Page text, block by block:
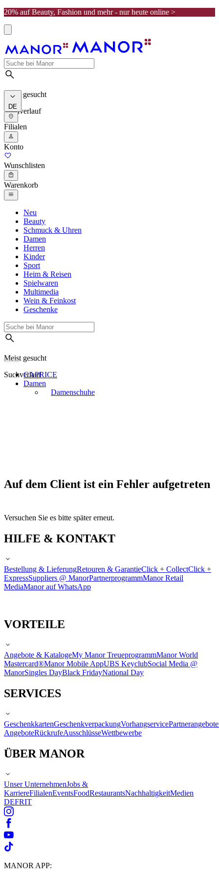
20% auf Beauty, Fashion und mehr - nur heute online >
Meist gesucht
Suchverlauf
DE
Filialen
Konto
Wunschlisten
Warenkorb
Neu
Beauty
Schmuck & Uhren
Damen
Herren
Kinder
Sport
Heim & Reisen
Spielwaren
Multimedia
Wein & Feinkost
Geschenke
Meist gesucht
SuchverlaufCAPRICE
Damen
Damenschuhe
Auf dem Client ist ein Fehler aufgetreten
Versuchen Sie es bitte später erneut.
HILFE & KONTAKT
Bestellung & LieferungRetouren & GarantieClick + CollectClick +
ExpressSuppliers @ ManorPartnerprogrammManor Retail
MediaManor auf WhatsApp
VORTEILE
Angebote & KatalogeMy Manor TreueprogrammManor World
Mastercard®Manor Mobile AppUBS KeyclubSocial Media @
ManorSingles DayBlack FridayNational Day
SERVICES
GeschenkkartenGeschenkverpackungVorhangservicePartnerangebote
AngeboteRückrufeAusschlüsseWettbewerbe
ÜBER MANOR
Unser UnternehmenJobs &
KarriereFilialenEventsFoodRestaurantsNachhaltigkeitMedien
DEFRIT
MANOR APP: